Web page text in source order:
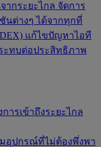
ากระยะไกล จัดการ
นต่างๆ ได้จากทุกที่
แก้ไขปัญหาไอที
ะทบต่อประสิทธิภาพ
การเข้าถึงระยะไกล
อุปกรณ์ที่ไม่ต้องพึ่งพา